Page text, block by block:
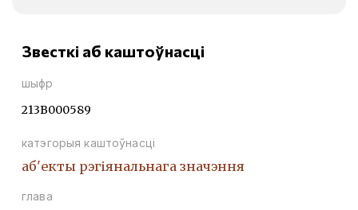
Звесткі аб каштоўнасці
шыфр
213В000589
катэгорыя каштоўнасці
аб'екты рэгіянальнага значэння
глава